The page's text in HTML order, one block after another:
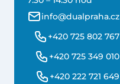
info@dualpraha.cz
+420 725 802 767
+420 725 349 010
+420 222 721 649